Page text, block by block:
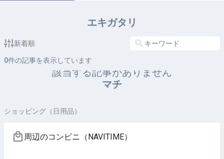
エキガタリ
新着順
0件の記事を表示しています
該当する記事がありません
マチ
ショッピング（日用品）
周辺のコンビニ（NAVITIME）